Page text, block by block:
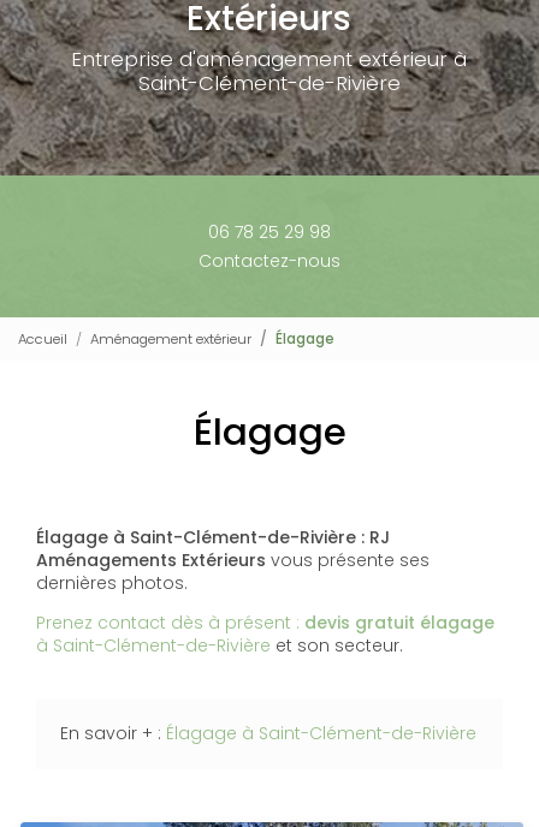
Extérieurs
Entreprise d'aménagement extérieur à
Saint-Clément-de-Rivière
06 78 25 29 98
Contactez-nous
Accueil Aménagement extérieur Élagage
Élagage
Élagage à Saint-Clément-de-Rivière : RJ
Aménagements Extérieurs vous présente ses
dernières photos.
Prenez contact dès à présent : devis gratuit élagage
à Saint-Clément-de-Rivière et son secteur.
En savoir + : Élagage à Saint-Clément-de-Rivière